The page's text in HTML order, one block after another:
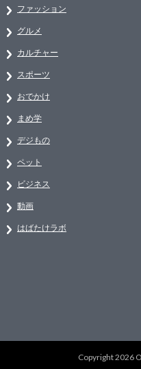
ファッション
グルメ
カルチャー
スポーツ
おでかけ
まめ学
デジもの
ペット
ビジネス
動画
はばたけラボ
Copyright 2026